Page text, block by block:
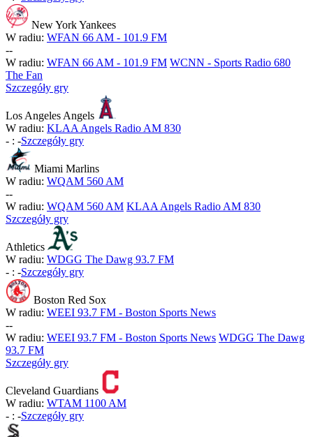
New York Yankees
W radiu: WFAN 66 AM - 101.9 FM
--
W radiu: WFAN 66 AM - 101.9 FM WCNN - Sports Radio 680
The Fan
Szczegóły gry
Los Angeles Angels
W radiu: KLAA Angels Radio AM 830
- : -Szczegóły gry
Miami Marlins
W radiu: WQAM 560 AM
--
W radiu: WQAM 560 AM KLAA Angels Radio AM 830
Szczegóły gry
Athletics
W radiu: WDGG The Dawg 93.7 FM
- : -Szczegóły gry
Boston Red Sox
W radiu: WEEI 93.7 FM - Boston Sports News
--
W radiu: WEEI 93.7 FM - Boston Sports News WDGG The Dawg
93.7 FM
Szczegóły gry
Cleveland Guardians
W radiu: WTAM 1100 AM
- : -Szczegóły gry